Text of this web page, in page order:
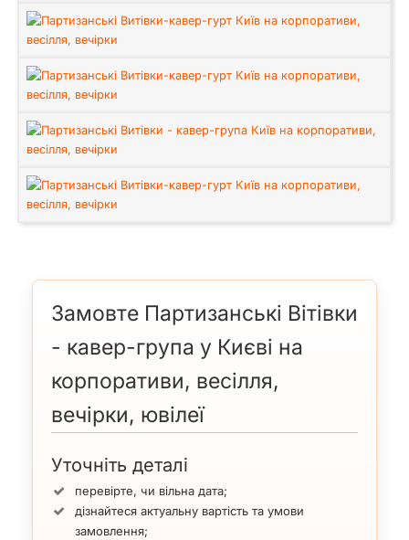
Замовте Партизанські Вітівки
- кавер-група у Києві на
корпоративи, весілля,
вечірки, ювілеї
Уточніть деталі
перевірте, чи вільна дата;
дізнайтеся актуальну вартість та умови
замовлення;